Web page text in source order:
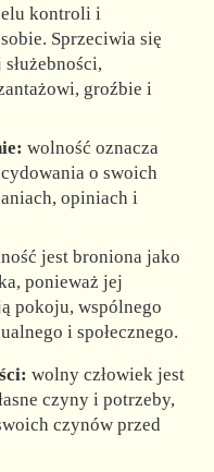
kontroli i
Sprzeciwia się
groźbie i
wolność oznacza
o swoich
opiniach i
jest broniona jako
ponieważ jej
pokoju, wspólnego
i społecznego.
wolny człowiek jest
czyny i potrzeby,
czynów przed